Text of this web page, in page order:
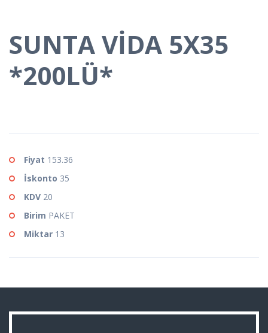
SUNTA VİDA 5X35
*200LÜ*
Fiyat 153.36
İskonto 35
KDV 20
Birim PAKET
Miktar 13